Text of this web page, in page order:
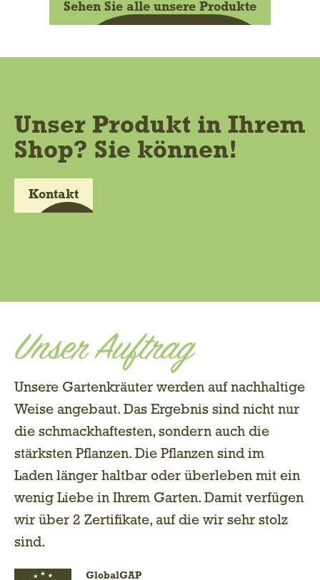
Sehen Sie alle unsere Produkte
Unser Produkt in Ihrem
Shop? Sie können!
Kontakt
Unser Auftrag
Unsere Gartenkräuter werden auf nachhaltige
Weise angebaut. Das Ergebnis sind nicht nur
die schmackhaftesten, sondern auch die
stärksten Pflanzen. Die Pflanzen sind im
Laden länger haltbar oder überleben mit ein
wenig Liebe in Ihrem Garten. Damit verfügen
wir über 2 Zertifikate, auf die wir sehr stolz
sind.
GlobalGAP